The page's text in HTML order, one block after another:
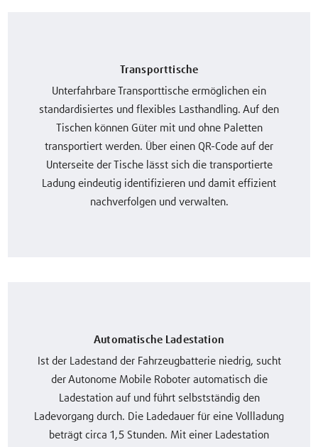
Transporttische
Unterfahrbare Transporttische ermöglichen ein
standardisiertes und flexibles Lasthandling. Auf den
Tischen können Güter mit und ohne Paletten
transportiert werden. Über einen QR-Code auf der
Unterseite der Tische lässt sich die transportierte
Ladung eindeutig identifizieren und damit effizient
nachverfolgen und verwalten.
Automatische Ladestation
Ist der Ladestand der Fahrzeugbatterie niedrig, sucht
der Autonome Mobile Roboter automatisch die
Ladestation auf und führt selbstständig den
Ladevorgang durch. Die Ladedauer für eine Vollladung
beträgt circa 1,5 Stunden. Mit einer Ladestation